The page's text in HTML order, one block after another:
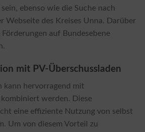
ebenso wie die Suche nach
Webseite des Kreises Unna. Darüber
auf Bundesebene
mit PV-Überschussladen
kann hervorragend mit
werden. Diese
eine effiziente Nutzung von selbst
Um von diesem Vorteil zu